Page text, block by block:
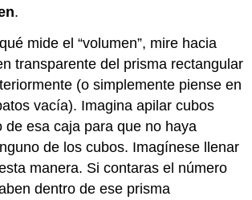
.
mide el “volumen”, mire hacia
transparente del prisma rectangular
(o simplemente piense en
vacía). Imagina apilar cubos
de esa caja para que no haya
de los cubos. Imagínese llenar
manera. Si contaras el número
dentro de ese prisma